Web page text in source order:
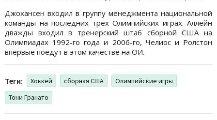
Джохансен входил в группу менеджмента национальной
команды на последних трёх Олимпийских играх. Аллейн
дважды входил в тренерский штаб сборной США на
Олимпиадах 1992-го года и 2006-го, Челиос и Ролстон
впервые поедут в этом качестве на ОИ.
Теги: Хоккей сборная США
Олимпийские игры
Тони Гранато